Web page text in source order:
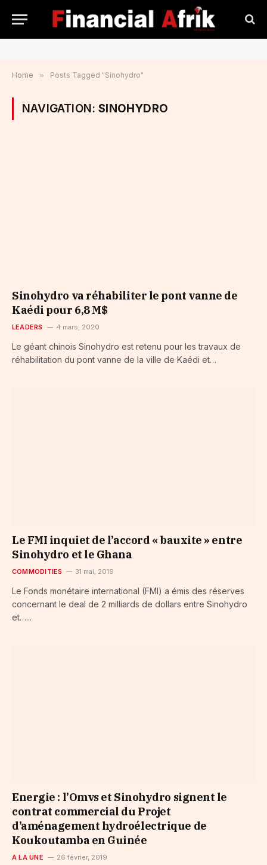
Home » Posts Tagged "Sinohydro"
NAVIGATION:SINOHYDRO
Sinohydro va réhabiliter le pont vanne de
Kaédi pour 6,8 M$
LEADERS 4 mars, 2020
Le géant chinois Sinohydro est retenu pour les travaux de
réhabilitation du pont vanne de la ville de Kaédi et…
Le FMI inquiet de l’accord « bauxite » entre
Sinohydro et le Ghana
COMMODITIES 31 mai, 2019
Le Fonds monétaire international (FMI) a émis des réserves
concernant le deal de 2 milliards de dollars entre Sinohydro
et…...
Energie : l’Omvs et Sinohydro signent le
contrat commercial du Projet
d’aménagement hydroélectrique de
Koukoutamba en Guinée
A LA UNE 26 février, 2019